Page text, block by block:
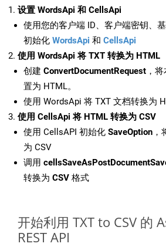
设置 WordsApi 和 CellsApi
使用您的客户端 ID、客户端密钥、
初始化 WordsApi 和 CellsApi
使用 WordsApi 将 TXT 转换为 HTML
创建 ConvertDocumentRequest ，
置为 HTML。
使用 WordsApi 将 TXT 文档转换为
使用 CellsApi 将 HTML 转换为 CSV
使用 CellsAPI 初始化 SaveOption
为 CSV
调用
转换为 CSV 格式
开始利用 TXT to CSV 的
REST API